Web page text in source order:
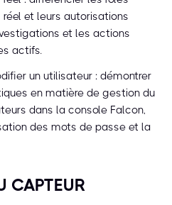
et leurs autorisations
et les actions
actifs.
un utilisateur : démontrer
en matière de gestion du
dans la console Falcon,
des mots de passe et la
CAPTEUR